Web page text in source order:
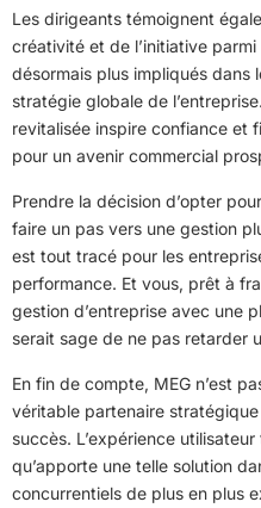
Les dirigeants témoignent
créativité et de l’initiative
désormais plus impliqués dans
stratégie globale de
revitalisée inspire confiance et
pour un avenir commercial
Prendre la décision d’opter
faire un pas vers une gestion
est tout tracé pour les
performance. Et vous, prêt à
gestion d’entreprise avec une
serait sage de ne pas retarder
En fin de compte, MEG n’est
véritable partenaire
succès. L’expérience
qu’apporte une telle solution
concurrentiels de plus en plus